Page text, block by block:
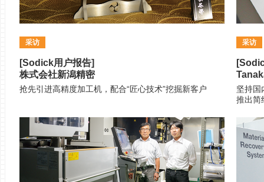
采访
[Sodick用户报告]
株式会社新潟精密
抢先引进高精度加工机，配合“匠心技术”挖掘新客户
采访
坚持国
推出简